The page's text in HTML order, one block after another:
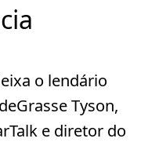
o lendário
Tyson,
e diretor do